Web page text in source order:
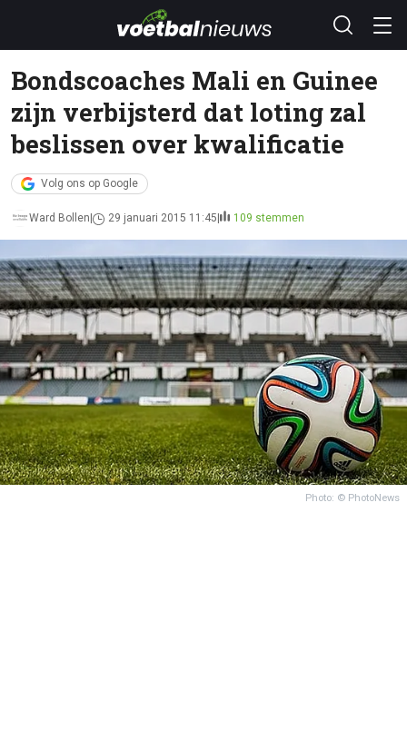
Bondscoaches Mali en Guinee
zijn verbijsterd dat loting zal
beslissen over kwalificatie
Volg ons op Google
Ward Bollen 29 januari 2015 11:45 109 stemmen
Photo: © PhotoNews